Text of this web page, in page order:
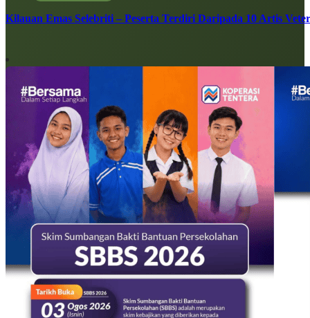
Kilauan Emas Selebriti – Peserta Terdiri Daripada 10 Artis